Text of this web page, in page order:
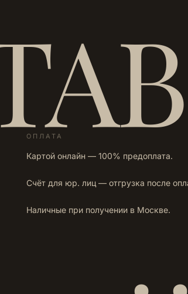
ОПЛАТА
Картой онлайн — 100% предоплата.
Счёт для юр. лиц — отгрузка после
Наличные при получении в Москве.